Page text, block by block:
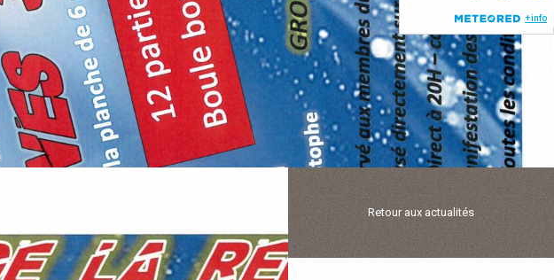
Retour aux actualités